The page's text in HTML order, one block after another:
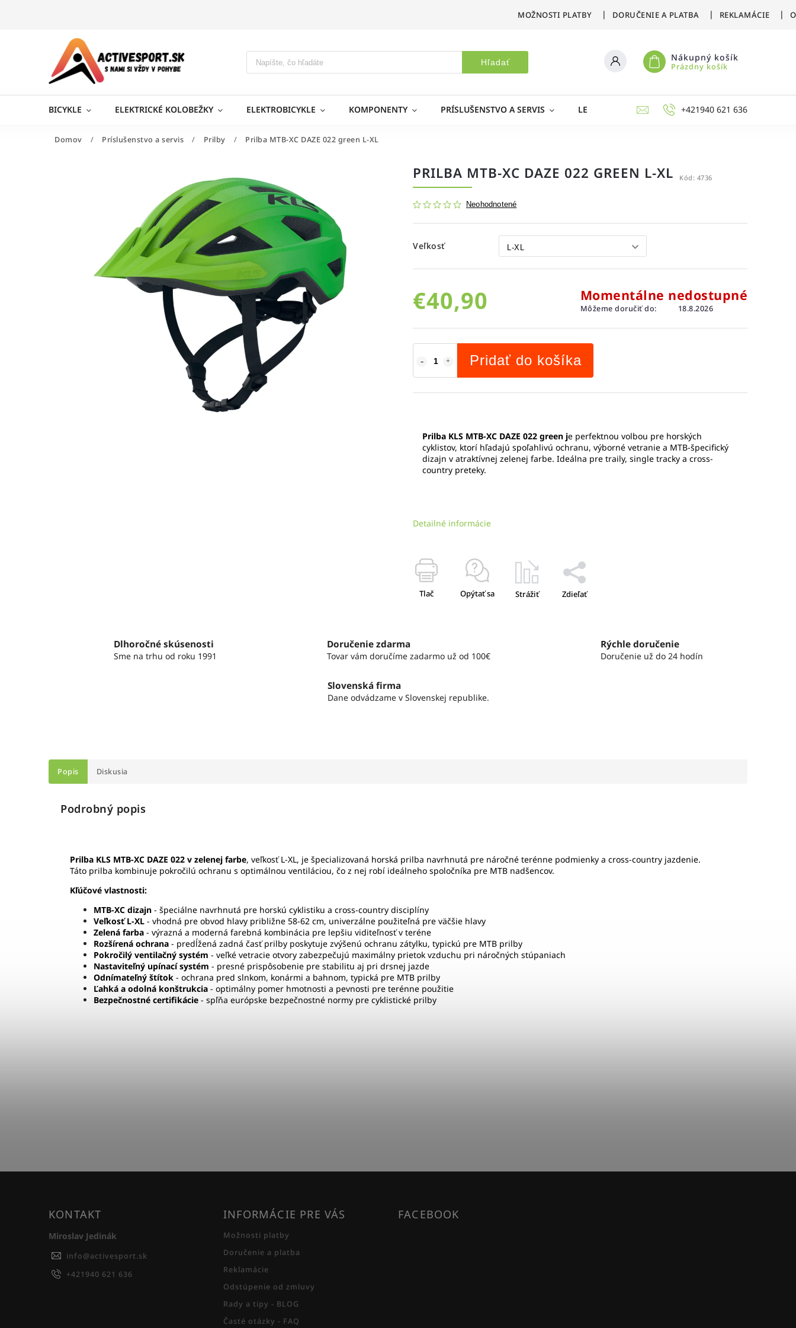
MOŽNOSTI PLATBY DORUČENIE A PLATBA REKLAMÁCIE
Hľadať Nákupný košík
Prázdny košík
BICYKLE ELEKTRICKÉ KOLOBEŽKY ELEKTROBICYKLE KOMPONENTY PRÍSLUŠENSTVO A SERVIS LETNÉ ŠPORTY ZIMNÉ ŠPORTY
+421940 621 636
Domov / Príslušenstvo a servis / Prilby / Prilba MTB-XC DAZE 022 green L-XL
PRILBA MTB-XC DAZE 022 GREEN L-XL Kód: 4736
Neohodnotené
Veľkosť
€40,90 Momentálne nedostupné
Môžeme doručiť do: 18.8.2026
Pridať do košíka
Prilba KLS MTB-XC DAZE 022 green je perfektnou volbou pre horských
cyklistov, ktorí hľadajú spoľahlivú ochranu, výborné vetranie a MTB-špecifický
dizajn v atraktívnej zelenej farbe. Ideálna pre traily, single tracky a cross-
country preteky.
Detailné informácie
Tlač Opýtať sa Strážiť Zdieľať
Dlhoročné skúsenosti
Sme na trhu od roku 1991
Doručenie zdarma
Tovar vám doručíme zadarmo už od 100€
Rýchle doručenie
Doručenie už do 24 hodín
Slovenská firma
Dane odvádzame v Slovenskej republike.
Popis Diskusia
Podrobný popis
Prilba KLS MTB-XC DAZE 022 v zelenej farbe, veľkosť L-XL, je špecializovaná horská prilba navrhnutá pre náročné terénne podmienky a cross-country jazdenie.
Táto prilba kombinuje pokročilú ochranu s optimálnou ventiláciou, čo z nej robí ideálneho spoločníka pre MTB nadšencov.
Kľúčové vlastnosti:
MTB-XC dizajn - špeciálne navrhnutá pre horskú cyklistiku a cross-country disciplíny
Veľkosť L-XL - vhodná pre obvod hlavy približne 58-62 cm, univerzálne použiteľná pre väčšie hlavy
Zelená farba - výrazná a moderná farebná kombinácia pre lepšiu viditeľnosť v teréne
Rozšírená ochrana - predĺžená zadná časť prilby poskytuje zvýšenú ochranu zátylku, typickú pre MTB prilby
Pokročilý ventilačný systém - veľké vetracie otvory zabezpečujú maximálny prietok vzduchu pri náročných stúpaniach
Nastaviteľný upínací systém - presné prispôsobenie pre stabilitu aj pri drsnej jazde
Odnímateľný štítok - ochrana pred slnkom, konármi a bahnom, typická pre MTB prilby
Ľahká a odolná konštrukcia - optimálny pomer hmotnosti a pevnosti pre terénne použitie
Bezpečnostné certifikácie - spľňa európske bezpečnostné normy pre cyklistické prilby
KONTAKT
Miroslav Jedinák
info@activesport.sk
+421940 621 636
INFORMÁCIE PRE VÁS
Možnosti platby
Doručenie a platba
Reklamácie
Odstúpenie od zmluvy
Rady a tipy - BLOG
Časté otázky - FAQ
FACEBOOK